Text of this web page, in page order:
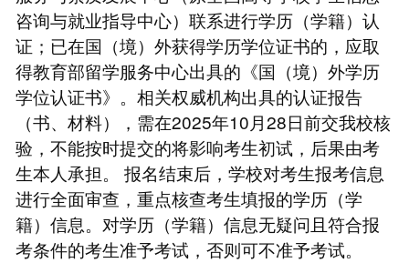
咨询与就业指导中心）联系进行学历（学籍）认
证；已在国（境）外获得学历学位证书的，应取
得教育部留学服务中心出具的《国（境）外学历
学位认证书》。相关权威机构出具的认证报告
（书、材料），需在2025年10月28日前交我校核
验，不能按时提交的将影响考生初试，后果由考
生本人承担。 报名结束后，学校对考生报考信息
进行全面审查，重点核查考生填报的学历（学
籍）信息。对学历（学籍）信息无疑问且符合报
考条件的考生准予考试，否则可不准予考试。